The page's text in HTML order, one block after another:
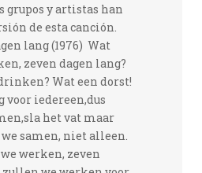
y artistas han
de esta canción.
lang (1976) Wat
zeven dagen lang?
Wat een dorst!
voor iedereen,dus
het vat maar
samen, niet alleen.
werken, zeven